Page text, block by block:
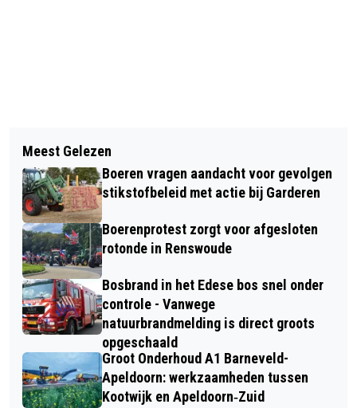
BESTUURDER VAN EEN BESTELBUS
VAN DE SNELWEG A12 AFGEHAALD
WEGENS RIJGEDRAG TER HOOGTE
VAN BENNEKOM
FIETSSTER BELANDT IN ZIEKENHUIS
NA ONGEVAL OP MOLENSTRAAT IN
EDE
Meest Gelezen
Boeren vragen aandacht voor gevolgen
stikstofbeleid met actie bij Garderen
Boerenprotest zorgt voor afgesloten
rotonde in Renswoude
Bosbrand in het Edese bos snel onder
controle - Vanwege
natuurbrandmelding is direct groots
opgeschaald
Groot Onderhoud A1 Barneveld-
Apeldoorn: werkzaamheden tussen
Kootwijk en Apeldoorn‐Zuid